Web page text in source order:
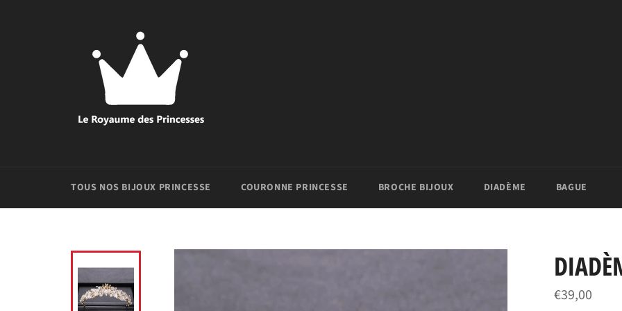
TOUS NOS BIJOUX PRINCESSE COURONNE PRINCESSE BROCHE BIJOUX DIADÈME BAGUE
Prix
régulier
€39,00